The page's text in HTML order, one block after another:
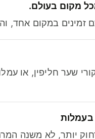
מקום בעולם.
במקום אחד,
שער חליפין, או
בעמלות
יותר, לא משנה